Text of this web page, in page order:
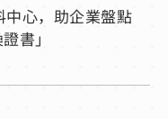
心，助企業盤點
書」